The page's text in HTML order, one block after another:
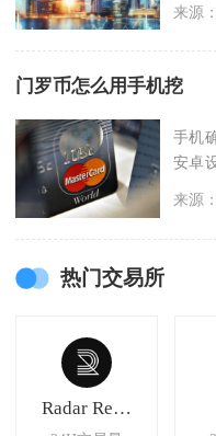
来源
门罗币怎么用手机挖
手机
安卓
完成
来源
热门交易所
Radar Relay